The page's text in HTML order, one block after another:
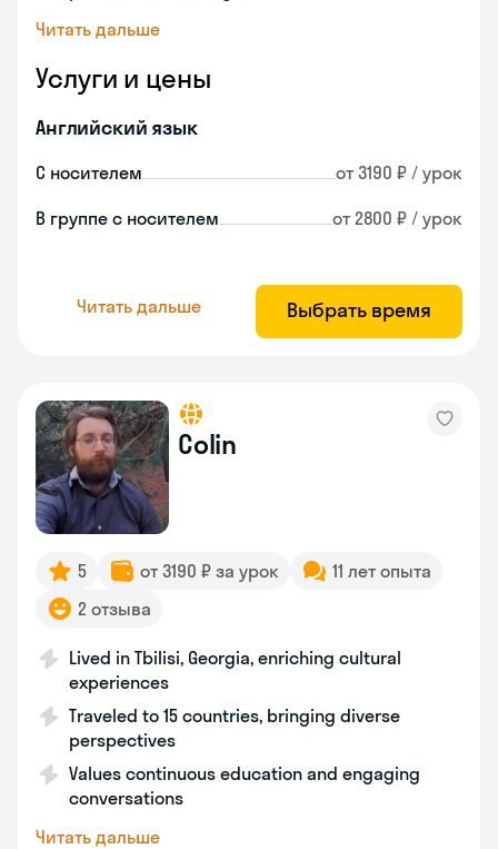
Читать дальше
Услуги и цены
Английский язык
С носителем от 3190 ₽ / урок
В группе с носителем от 2800 ₽ / урок
Читать дальше Выбрать время
Colin
5 от 3190 ₽ за урок
11 лет опыта
2 отзыва
Lived in Tbilisi, Georgia, enriching cultural
experiences
Traveled to 15 countries, bringing diverse
perspectives
Values continuous education and engaging
conversations
Читать дальше